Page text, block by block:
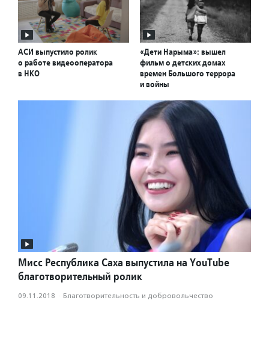
АСИ выпустило ролик
о работе видеооператора
в НКО
«Дети Нарыма»: вышел
фильм о детских домах
времен Большого террора
и войны
Мисс Республика Саха выпустила на YouTube
благотворительный ролик
09.11.2018 · Благотвори­тель­ность и доброволь­чест­во